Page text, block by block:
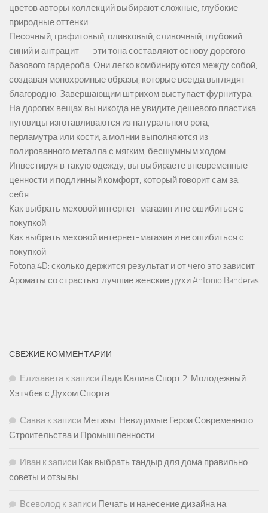
цветов авторы коллекций выбирают сложные, глубокие
природные оттенки.
Песочный, графитовый, оливковый, сливочный, глубокий
синий и антрацит — эти тона составляют основу дорогого
базового гардероба. Они легко комбинируются между собой,
создавая монохромные образы, которые всегда выглядят
благородно. Завершающим штрихом выступает фурнитура.
На дорогих вещах вы никогда не увидите дешевого пластика:
пуговицы изготавливаются из натурального рога,
перламутра или кости, а молнии выполняются из
полированного металла с мягким, бесшумным ходом.
Инвестируя в такую одежду, вы выбираете вневременные
ценности и подлинный комфорт, который говорит сам за
себя.
Как выбрать меховой интернет-магазин и не ошибиться с
покупкой
Как выбрать меховой интернет-магазин и не ошибиться с
покупкой
Fotona 4D: сколько держится результат и от чего это зависит
Ароматы со страстью: лучшие женские духи Antonio Banderas
СВЕЖИЕ КОММЕНТАРИИ
Елизаветак записиЛада Калина Спорт 2: Молодежный
Хэтчбек с Духом Спорта
Саввак записи Метизы: Невидимые Герои Современного
Строительства и Промышленности
Иван к записи Как выбрать тандыр для дома правильно:
советы и отзывы
Всеволод к записи Печать и нанесение дизайна на